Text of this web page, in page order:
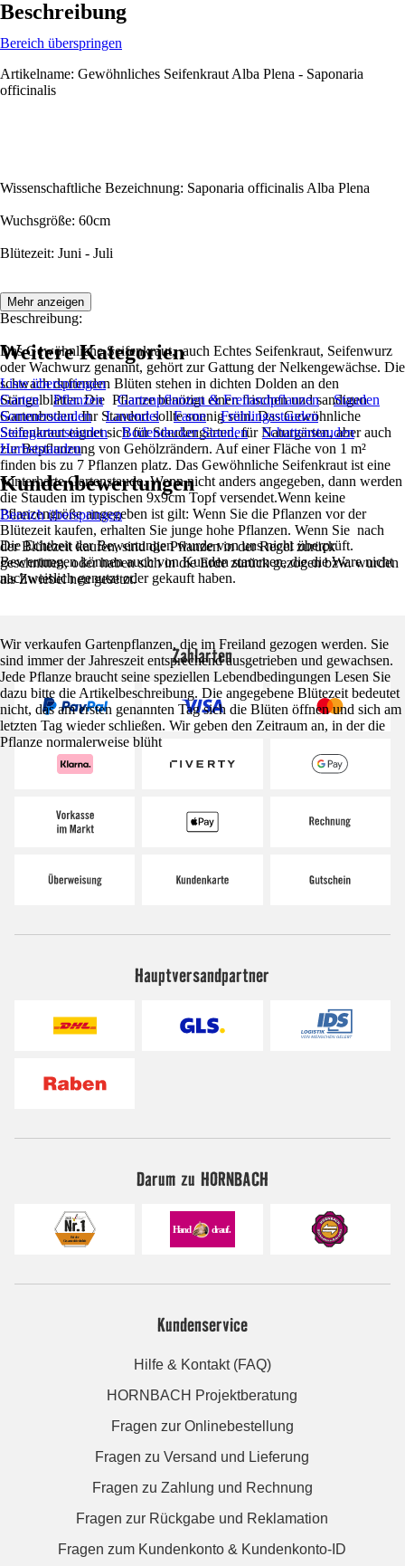
Beschreibung
Bereich überspringen
Artikelname: Gewöhnliches Seifenkraut Alba Plena - Saponaria
officinalis
Wissenschaftliche Bezeichnung: Saponaria officinalis Alba Plena
Wuchsgröße: 60cm
Blütezeit: Juni - Juli
Beschreibung:
Das Gewöhnliche Seifenkraut, auch Echtes Seifenkraut, Seifenwurz
oder Wachwurz genannt, gehört zur Gattung der Nelkengewächse. Die
schwach duftenden Blüten stehen in dichten Dolden an den
Stängelblätter. Die Pflanze benötigt einen frischen und sandigen
Gartenboden. Ihr Standort sollte sonnig sein. Das Gewöhnliche
Seifenkraut eignet sich für Staudengärten, für Naturgärten, aber auch
zur Bepflanzung von Gehölzrändern. Auf einer Fläche von 1 m²
finden bis zu 7 Pflanzen platz. Das Gewöhnliche Seifenkraut ist eine
winterharte Gartenstaude. Wenn nicht anders angegeben, dann werden
die Stauden im typischen 9x9cm Topf versendet.Wenn keine
Pflanzengröße angegeben ist gilt: Wenn Sie die Pflanzen vor der
Blütezeit kaufen, erhalten Sie junge hohe Pflanzen. Wenn Sie nach
der Blütezeit kaufen, sind die Pflanzen in der Regel zurück
geschnitten, oder haben sich in die Erde zurück gezogen bzw. wurden
als Zwiebel neu gesetzt.
Wir verkaufen Gartenpflanzen, die im Freiland gezogen werden. Sie
sind immer der Jahreszeit entsprechend ausgetrieben und gewachsen.
Jede Pflanze braucht seine speziellen Lebendbedingungen Lesen Sie
dazu bitte die Artikelbeschreibung. Die angegebene Blütezeit bedeutet
nicht, das am ersten genannten Tag sich die Blüten öffnen und sich am
letzten Tag wieder schließen. Wir geben den Zeitraum an, in der die
Pflanze normalerweise blüht
Mehr anzeigen
Weitere Kategorien
Liste überspringen
Garten
Pflanzen Gartenpflanzen & Freilandpflanzen
Stauden
Sommerstauden
Lavendel Farne
Frühlingsstauden
Steingartenstauden
Bodendecker Stauden
Schattenstauden
Herbststauden
Kundenbewertungen
Bereich überspringen
Die Echtheit der Bewertungen wurde von uns nicht überprüft.
Bewertungen können auch von Kunden stammen, die die Ware nicht
nachweislich genutzt oder gekauft haben.
Zahlarten
Hauptversandpartner
Darum zu HORNBACH
Kundenservice
Hilfe & Kontakt (FAQ)
HORNBACH Projektberatung
Fragen zur Onlinebestellung
Fragen zu Versand und Lieferung
Fragen zu Zahlung und Rechnung
Fragen zur Rückgabe und Reklamation
Fragen zum Kundenkonto & Kundenkonto-ID